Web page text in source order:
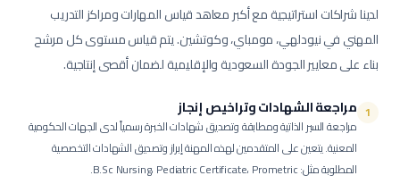
لدينا شراكات استراتيجية مع أكبر معاهد قياس المهارات ومراكز التدريب
المهني في نيودلهي، مومباي، وكوتشين. يتم قياس مستوى كل مرشح
بناء على معايير الجودة السعودية والإقليمية لضمان أقصى إنتاجية.
1 مراجعة الشهادات وتراخيص إنجاز
مراجعة السير الذاتية ومطابقة وتصديق شهادات الخبرة رسمياً لدى الجهات الحكومية
المعنية.يتعين على المتقدمين لهذه المهنة إبراز وتصديق الشهادات التخصصية
المطلوبة مثل: B.Sc Nursing، Pediatric Certificate، Prometric.